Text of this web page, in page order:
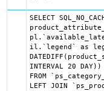
SELECT
il.`legend` as
INTERVAL 20
FROM
LEFT JOIN